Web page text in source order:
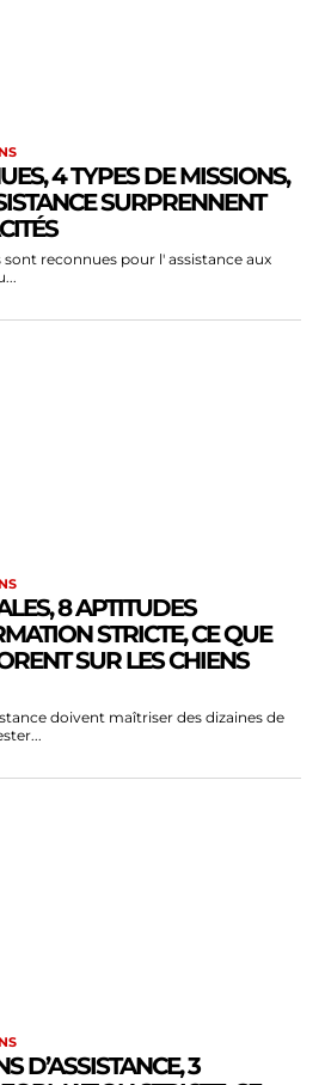
4 TYPES DE MISSIONS,
SURPRENNENT
8 APTITUDES
STRICTE, CE QUE
SUR LES CHIENS
D’ASSISTANCE, 3